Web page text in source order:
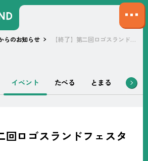
サ
イ
ト
プ
を
らのお知らせ 【終了】第二回ロゴスランドフェスタ開催決定！
イベント たべる とまる あそぶ
回ロゴスランドフェスタ